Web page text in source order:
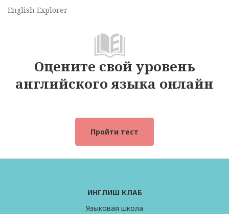
English Explorer
Оцените свой уровень
английского языка онлайн
Пройти тест
ИНГЛИШ КЛАБ
Языковая школа